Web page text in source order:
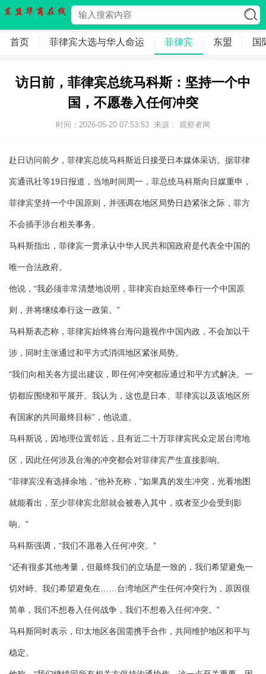
首页 菲律宾大选与华人命运 菲律宾 东盟 国
访日前，菲律宾总统马科斯：坚持一个中
国，不愿卷入任何冲突
时间：2026-05-20 07:53:53 来源： 观察者网
赴日访问前夕，菲律宾总统马科斯近日接受日本媒体采访。据菲律
宾通讯社等19日报道，当地时间周一，菲总统马科斯向日媒重申，
菲律宾坚持一个中国原则，并强调在地区局势日趋紧张之际，菲方
不会插手涉台相关事务。
马科斯指出，菲律宾一贯承认中华人民共和国政府是代表全中国的
唯一合法政府。
他说，“我必须非常清楚地说明，菲律宾自始至终奉行一个中国原
则，并将继续奉行这一政策。”
马科斯表态称，菲律宾始终将台海问题视作中国内政，不会加以干
涉，同时主张通过和平方式消弭地区紧张局势。
“我们向相关各方提出建议，即任何冲突都应通过和平方式解决。一
切都应围绕和平展开。我认为，这也是日本、菲律宾以及该地区所
有国家的共同最终目标”，他说道。
马科斯说，因地理位置邻近，且有近二十万菲律宾民众定居台湾地
区，因此任何涉及台海的冲突都会对菲律宾产生直接影响。
“菲律宾没有选择余地，”他补充称，“如果真的发生冲突，光看地图
就能看出，至少菲律宾北部就会被卷入其中，或者至少会受到影
响。”
马科斯强调，“我们不愿卷入任何冲突。”
“还有很多其他考量，但最终我们的立场是一致的，我们希望避免一
切对峙。我们希望避免在……台湾地区产生任何冲突行为，原因很
简单，我们不想卷入任何战争，我们不想卷入任何冲突。”
马科斯同时表示，印太地区各国需携手合作，共同维护地区和平与
稳定。